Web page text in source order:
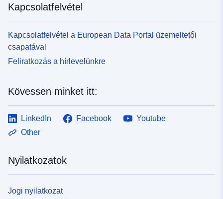
árvízkockázatok és az árvízkockázatok
feltérképezésének elsődleges célja, hogy az
árvízkockázatokkal kapcsolatos ismeretek
homogenizálása és objektivitása révén hozzájáruljon az
Ez az adatkészlet megfelelő léptékű térképek
Kapcsolatfelvétel
Kapcsolatfelvétel a European Data Portal üzemeltetői
csapatával
Feliratkozás a hírlevelünkre
Kövessen minket itt:
LinkedIn Facebook
Youtube
Other
Nyilatkozatok
Jogi nyilatkozat